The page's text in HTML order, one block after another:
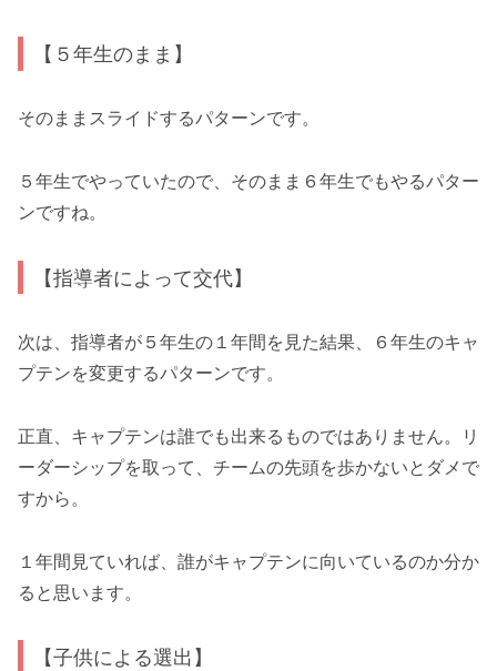
【５年生のまま】
そのままスライドするパターンです。
５年生でやっていたので、そのまま６年生でもやるパター
ンですね。
【指導者によって交代】
次は、指導者が５年生の１年間を見た結果、６年生のキャ
プテンを変更するパターンです。
正直、キャプテンは誰でも出来るものではありません。リ
ーダーシップを取って、チームの先頭を歩かないとダメで
すから。
１年間見ていれば、誰がキャプテンに向いているのか分か
ると思います。
【子供による選出】